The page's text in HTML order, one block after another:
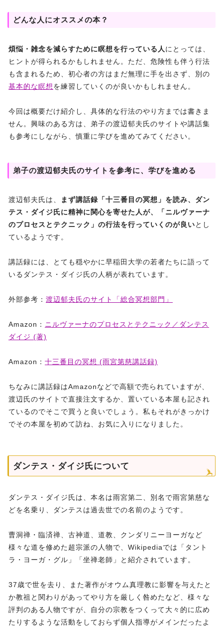
どんな人にオススメの本？
煩悩・雑念を減らすために瞑想を行っている人 にとっては、
ヒントが得られるかもしれません。ただ、危険性も伴う行法
も含まれるため、初心者の方はまだ無理に手を出さず、別の
基本的な瞑想を練習していくのが良いかもしれません。
今回は概要だけ紹介し、具体的な行法のやり方までは書きま
せん。興味のある方は、弟子の渡辺郁夫氏のサイトや講話集
も参考にしながら、慎重に学びを進めてみてください。
弟子の渡辺郁夫氏のサイトを参考に、学びを進める
渡辺郁夫氏は、
まず講話録「十三番目の冥想」を読み、ダン
テス・ダイジ氏に精神に関心を寄せた人が、「ニルヴァーナ
のプロセスとテクニック」の行法を行っていくのが良いとし
ているようです。
講話録には、とても穏やかに早稲田大学の若者たちに語って
いるダンテス・ダイジ氏の人柄が表れています。
外部参考： 渡辺郁夫氏のサイト「総合冥想部門」
Amazon： ニルヴァーナのプロセスとテクニック／ダンテス
ダイジ (著)
Amazon： 十三番目の冥想 (雨宮第慈講話録)
ちなみに講話録はAmazonなどで高額で売られていますが、
渡辺氏のサイトで直接注文するか、置いている本屋も記され
ているのでそこで買うと良いでしょう。私もそれがきっかけ
でその本屋を初めて訪ね、お気に入りになりました。
ダンテス・ダイジ氏について
ダンテス・ダイジ氏は、本名は雨宮第二、別名で雨宮第慈な
どを名乗り、ダンテスは過去世での名前のようです。
曹洞禅・臨済禅、古神道、道教、クンダリニーヨーガなど
様々な道を修めた 超宗派の人物で、Wikipediaでは「タント
ラ・ヨーガ・グル」「坐禅老師」と紹介されています。
37歳で世を去り、また著作がオウム真理教に影響を与えたと
か教祖と関わりがあってやり方を厳しく咎めたなど、様々な
評判のある人物ですが、自分の宗教をつくって大々的に広め
たりするような活動をしておらず個人指導がメインだったよ